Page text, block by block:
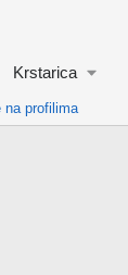
Krstarica
na profilima